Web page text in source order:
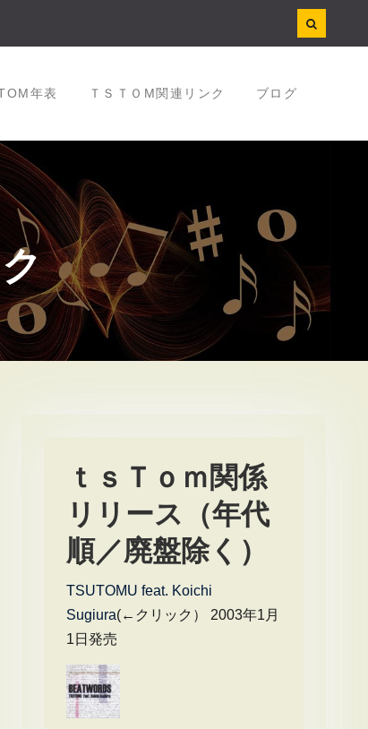
年表 ＴＳＴＯM関連リンク ブログ
ｔｓＴｏｍ関係
リリース（年代
順／廃盤除く）
TSUTOMU feat. Koichi
Sugiura(←クリック） 2003年1月
1日発売